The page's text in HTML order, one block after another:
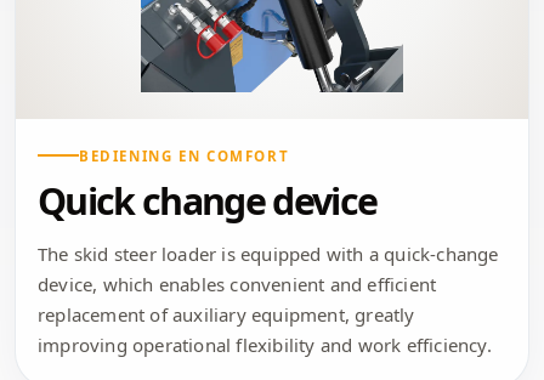
BEDIENING EN COMFORT
Quick change device
The skid steer loader is equipped with a quick-change
device, which enables convenient and efficient
replacement of auxiliary equipment, greatly
improving operational flexibility and work efficiency.